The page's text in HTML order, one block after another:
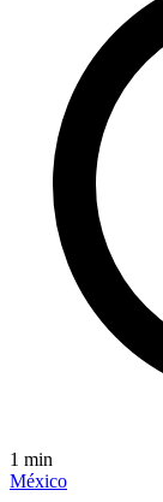
1 min
México